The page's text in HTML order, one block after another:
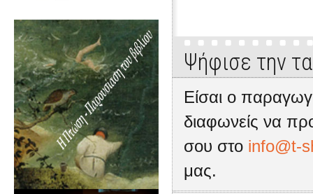
Ψήφισε την
Είσαι ο
διαφωνείς να
σου στο info@t-
μας.